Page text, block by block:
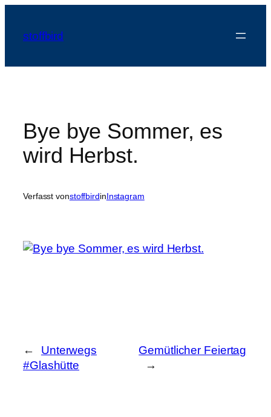
springen
stoffbird
Bye bye Sommer, es
wird Herbst.
Verfasst vonstoffbirdinInstagram
←
Unterwegs
#Glashütte
Gemütlicher Feiertag
→